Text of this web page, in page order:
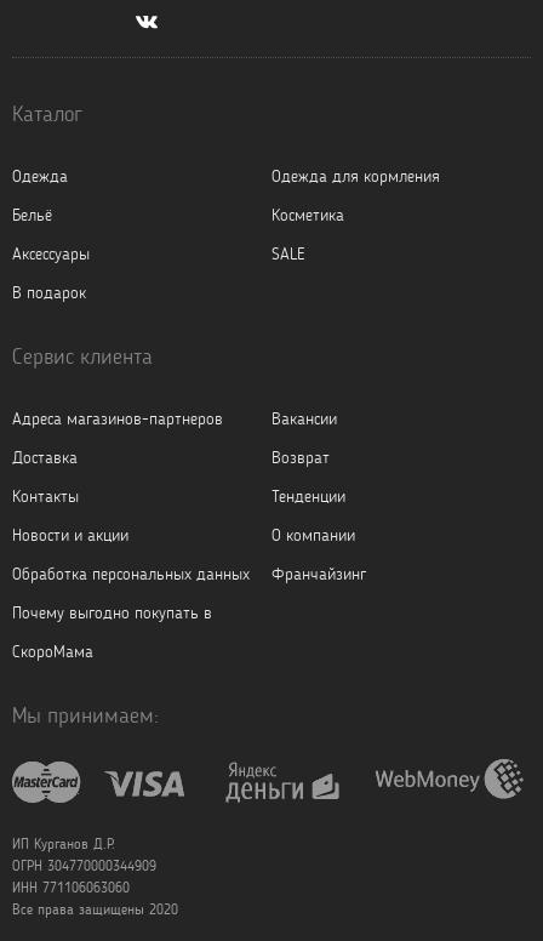
Каталог
Одежда
Одежда для кормления
Бельё
Косметика
Аксессуары
SALE
В подарок
Сервис клиента
Адреса магазинов-партнеров
Вакансии
Доставка
Возврат
Контакты
Тенденции
Новости и акции
О компании
Обработка персональных данных
Франчайзинг
Почему выгодно покупать в
СкороМама
Мы принимаем:
ИП Курганов Д.Р.
ОГРН 304770000344909
ИНН 771106063060
Все права защищены 2020